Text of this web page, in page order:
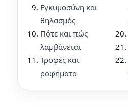
Εγκυμοσύνη και
θηλασμός
Πότε και πώς
λαμβάνεται
Τροφές και
ροφήματα